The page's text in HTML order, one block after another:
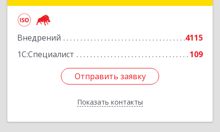
Внедрений
4115
1С:Специалист
109
Отправить заявку
Показать контакты
Отправить заявку
Назад